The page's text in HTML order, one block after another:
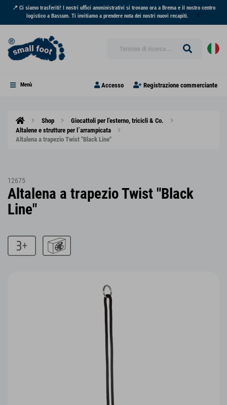
📍 Ci siamo trasferiti! I nostri uffici amministrativi si trovano ora a Brema e il nostro centro
logistico a Bassum. Ti invitiamo a prendere nota dei nostri nuovi recapiti.
Menù Accesso Registrazione commerciante
Shop
Giocattoli per l’esterno, tricicli & Co.
Altalene e strutture per l´arrampicata
Altalena a trapezio Twist "Black Line"
12675
Altalena a trapezio Twist "Black
Line"